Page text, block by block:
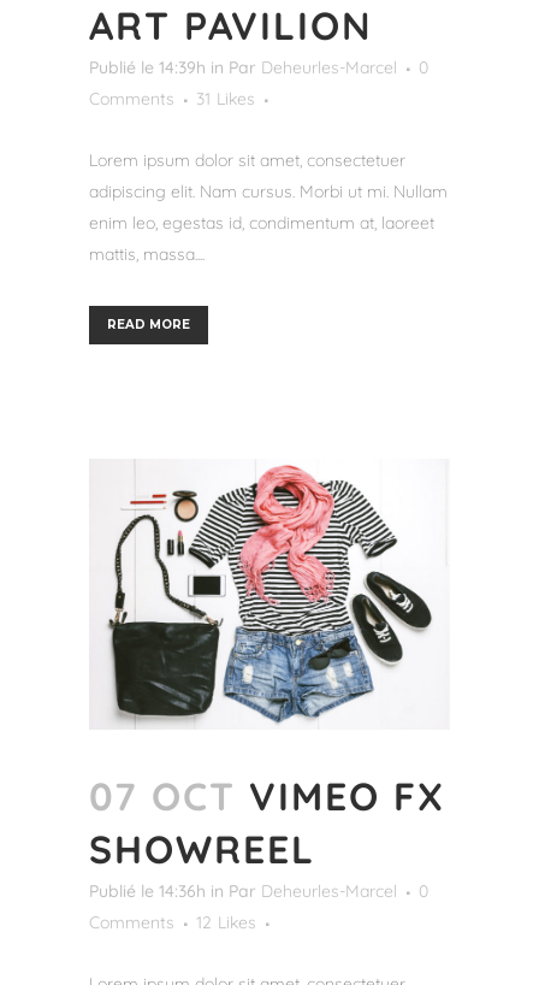
ART PAVILION
Publié le 14:39h in Par Deheurles-Marcel
0
Comments
31 Likes
Lorem ipsum dolor sit amet, consectetuer
adipiscing elit. Nam cursus. Morbi ut mi. Nullam
enim leo, egestas id, condimentum at, laoreet
mattis, massa....
READ MORE
07 OCT VIMEO FX
SHOWREEL
Publié le 14:36h in Par Deheurles-Marcel
0
Comments
12 Likes